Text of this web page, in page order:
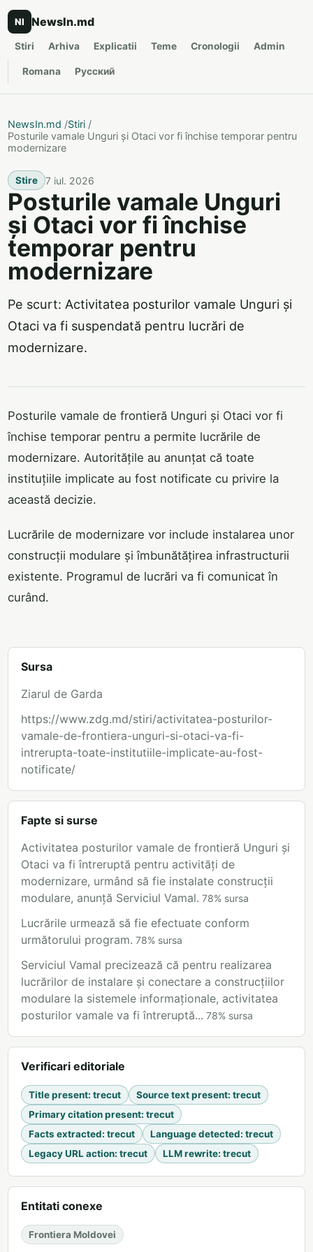
NI NewsIn.md
Stiri Arhiva Explicatii Teme Cronologii Admin
Romana Русский
NewsIn.md /Stiri /
Posturile vamale Unguri și Otaci vor fi închise temporar pentru
modernizare
Stire 7 iul. 2026
Posturile vamale Unguri
și Otaci vor fi închise
temporar pentru
modernizare
Pe scurt: Activitatea posturilor vamale Unguri și
Otaci va fi suspendată pentru lucrări de
modernizare.
Posturile vamale de frontieră Unguri și Otaci vor fi
închise temporar pentru a permite lucrările de
modernizare. Autoritățile au anunțat că toate
instituțiile implicate au fost notificate cu privire la
această decizie.
Lucrările de modernizare vor include instalarea unor
construcții modulare și îmbunătățirea infrastructurii
existente. Programul de lucrări va fi comunicat în
curând.
Sursa
Ziarul de Garda
https://www.zdg.md/stiri/activitatea-posturilor-
vamale-de-frontiera-unguri-si-otaci-va-fi-
intrerupta-toate-institutiile-implicate-au-fost-
notificate/
Fapte si surse
Activitatea posturilor vamale de frontieră Unguri și
Otaci va fi întreruptă pentru activități de
modernizare, urmând să fie instalate construcții
modulare, anunță Serviciul Vamal. 78% sursa
Lucrările urmează să fie efectuate conform
următorului program. 78% sursa
Serviciul Vamal precizează că pentru realizarea
lucrărilor de instalare și conectare a construcțiilor
modulare la sistemele informaționale, activitatea
posturilor vamale va fi întreruptă... 78% sursa
Verificari editoriale
Title present: trecut Source text present: trecut
Primary citation present: trecut
Facts extracted: trecut Language detected: trecut
Legacy URL action: trecut LLM rewrite: trecut
Entitati conexe
Frontiera Moldovei